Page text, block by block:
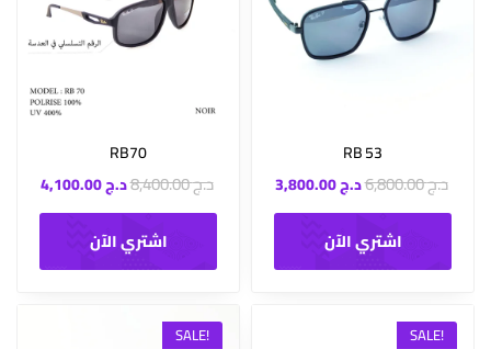
RB70
د.ج4,100.00 د.ج8,400.00
اشتري الآن
RB 53
د.ج3,800.00 د.ج6,800.00
اشتري الآن
SALE! SALE!